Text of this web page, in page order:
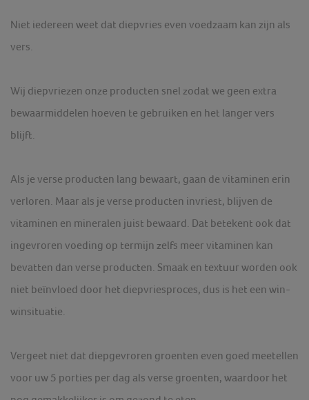
Niet iedereen weet dat diepvries even voedzaam kan zijn als
vers.
Wij diepvriezen onze producten snel zodat we geen extra
bewaarmiddelen hoeven te gebruiken en het langer vers
blijft.
Als je verse producten lang bewaart, gaan de vitaminen erin
verloren. Maar als je verse producten invriest, blijven de
vitaminen en mineralen juist bewaard. Dat betekent ook dat
ingevroren voeding op termijn zelfs meer vitaminen kan
bevatten dan verse producten. Smaak en textuur worden ook
niet beïnvloed door het diepvriesproces, dus is het een win-
winsituatie.
Vergeet niet dat diepgevroren groenten even goed meetellen
voor uw 5 porties per dag als verse groenten, waardoor het